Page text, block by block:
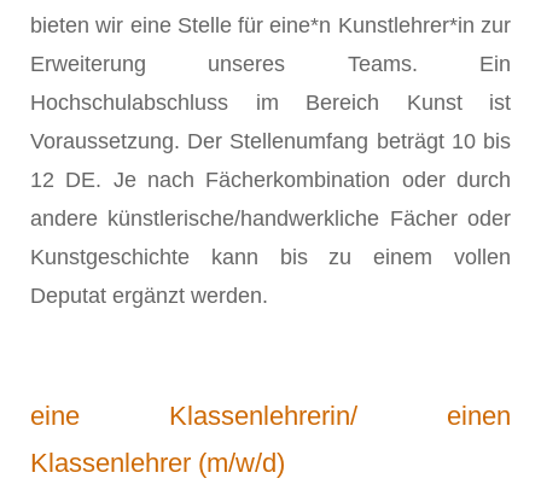
bieten wir eine Stelle für eine*n Kunstlehrer*in zur
Erweiterung unseres Teams. Ein
Hochschulabschluss im Bereich Kunst ist
Voraussetzung. Der Stellenumfang beträgt 10 bis
12 DE. Je nach Fächerkombination oder durch
andere künstlerische/handwerkliche Fächer oder
Kunstgeschichte kann bis zu einem vollen
Deputat ergänzt werden.
eine Klassenlehrerin/ einen
Klassenlehrer (m/w/d)